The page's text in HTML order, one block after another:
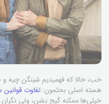
خب، حالا که فهمیدیم شینگن چیه و
هسته اصلی بحثمون: تفاوت
خیلی‌ها ممکنه گیج بشن، ولی نگران